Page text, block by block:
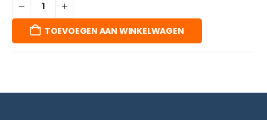
TOEVOEGEN AAN WINKELWAGEN